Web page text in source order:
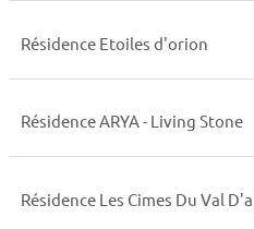
Résidence Etoiles d'orion
Résidence ARYA - Living Stone
Résidence Les Cimes Du Val